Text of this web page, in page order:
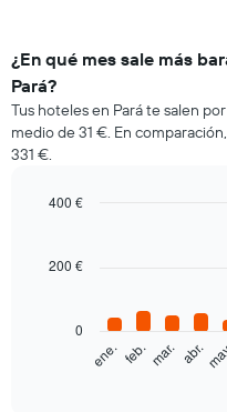
¿En qué mes sale más
Pará?
Tus hoteles en Pará te salen
medio de 31 €. En
331 €.
with
siguienteene. feb. mar. abr.
0
200 €
400 €